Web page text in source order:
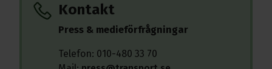
Kontakt
Press & medieförfrågningar
Telefon: 010-480 33 70